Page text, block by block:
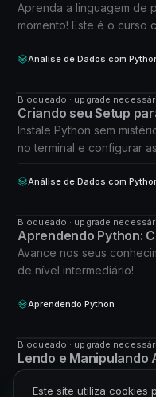
Aprenda a linguagem de
momento! Este é o curso
Análise de Dados com
CURSO
Bloqueado · upgrade
Criando seu Setup
Instale Python sem
no terminal e configurar
Análise de Dados com
CURSO
Bloqueado · upgrade
Aprendendo Python:
Avance nos seus
de nível intermediário!
Aprendendo Python
CURSO
Bloqueado · upgrade
Lendo e Manipulando
Domine a manipulação de
destacar e trabalhar com
Este site utiliza cookies